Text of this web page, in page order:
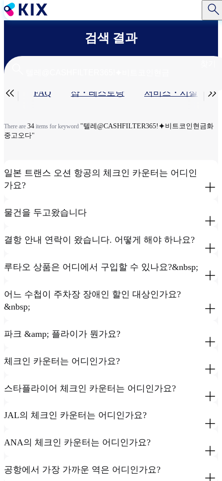
주
요
로
건
뛰
검색 결과
기
탭
편 FAQ 샵・레스토랑​ 서비스・시설​
 
There are 34 items for keyword "텔레@CASHFILTER365ǃ⯌비트코인현금화
중고오다"
일본 트랜스 오션 항공의 체크인 카운터는 어디인
가요?
물건을 두고왔습니다
결항 안내 연락이 왔습니다. 어떻게 해야 하나요?
루타오 상품은 어디에서 구입할 수 있나요?&nbsp;
어느 수첩이 주차장 장애인 할인 대상인가요?
&nbsp;
파크 &amp; 플라이가 뭔가요?
체크인 카운터는 어디인가요?
스타플라이어 체크인 카운터는 어디인가요?
JAL의 체크인 카운터는 어디인가요?
ANA의 체크인 카운터는 어디인가요?
공항에서 가장 가까운 역은 어디인가요?